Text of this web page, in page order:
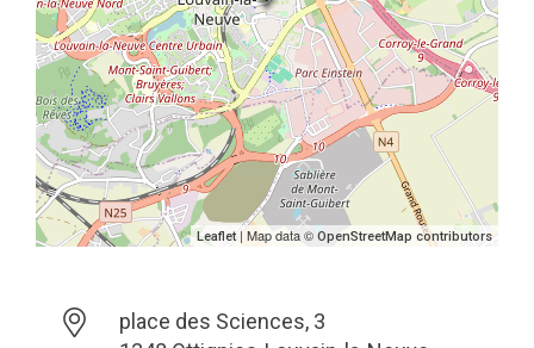
Leaflet| Map data © OpenStreetMap contributors
place des Sciences, 3